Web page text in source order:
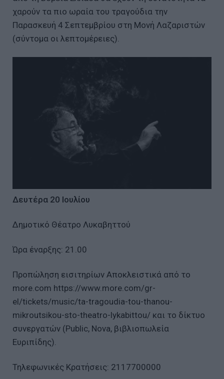
χαρούν τα πιο ωραία του τραγούδια την
Παρασκευή 4 Σεπτεμβρίου στη Μονή Λαζαριστών
(σύντομα οι λεπτομέρειες).
Δευτέρα 20 Ιουλίου
Δημοτικό Θέατρο Λυκαβηττού
Ώρα έναρξης: 21.00
Προπώληση εισιτηρίων Αποκλειστικά από το
more.com https://www.more.com/gr-
el/tickets/music/ta-tragoudia-tou-thanou-
mikroutsikou-sto-theatro-lykabittou/ και το δίκτυο
συνεργατών (Public, Nova, βιβλιοπωλεία
Ευριπίδης).
Τηλεφωνικές Κρατήσεις: 2117700000